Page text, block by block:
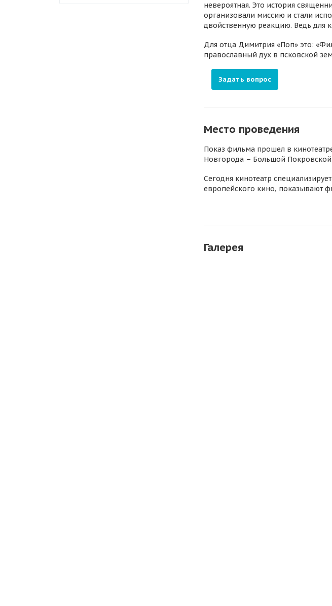
невероятная. Это история
организовали миссию и стали
двойственную реакцию. Ведь для
Для отца Димитрия «Поп» это:
православный дух в псковской
Задать вопрос
Место проведения
Показ фильма прошел в
Новгорода – Большой Покровской.
Сегодня кинотеатр
европейского кино, показывают
Галерея